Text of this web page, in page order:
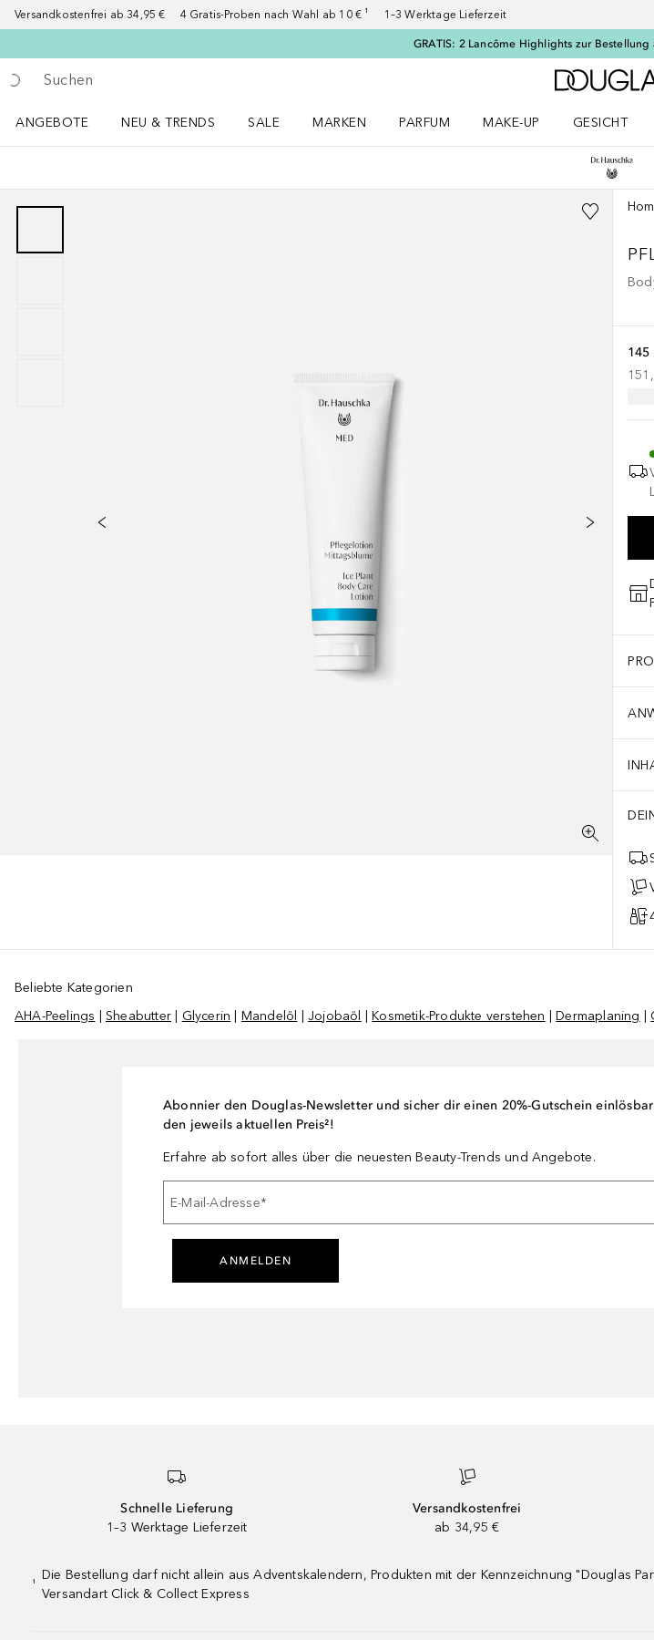
Versandkostenfrei ab 34,95 € 4 Gratis-Proben nach Wahl ab 10 € ¹ 1–3 Werktage Lieferzeit
GRATIS: 2 Lancôme Highlights zur Bestellung
Gehe zurück
Suche ausführen
ANGEBOTE
NEU & TRENDS
SALE
MARKEN
PARFUM
MAKE-UP
GESICHT
145
Beliebte Kategorien
AHA-Peelings |Sheabutter Glycerin Mandelöl |Jojobaöl |Kosmetik-Produkte verstehen |Dermaplaning
Abonnier den Douglas-Newsletter und sicher dir einen 20%-Gutschein
den jeweils aktuellen Preis²!
Erfahre ab sofort alles über die neuesten Beauty-Trends und Angebote.
E-Mail-Adresse*
ANMELDEN
Schnelle Lieferung
1–3 Werktage Lieferzeit
Versandkostenfrei
ab 34,95 €
¹
Die Bestellung darf nicht allein aus Adventskalendern, Produkten mit der Kennzeichnung "Douglas
Versandart Click & Collect Express